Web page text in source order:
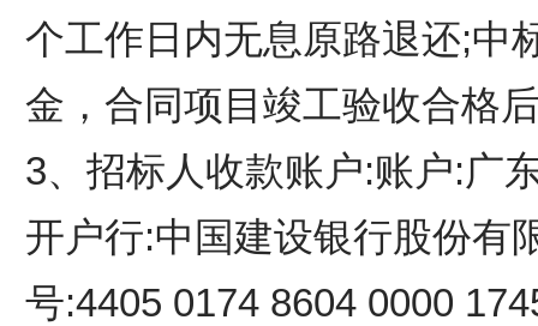
个工作日内无息原路退还;中
金，合同项目竣工验收合格
3、招标人收款账户:账户:广
开户行:中国建设银行股份有
号:4405 0174 8604 0000